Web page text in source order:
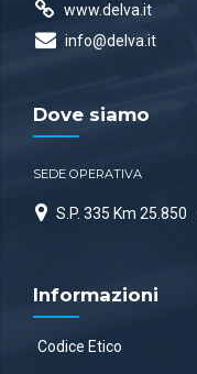
www.delva.it
info@delva.it
Dove siamo
SEDE OPERATIVA
S.P. 335 Km 25.850
Informazioni
Codice Etico